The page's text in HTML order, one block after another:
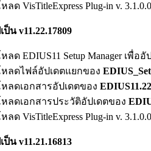
ด VisTitleExpress Plug-in v.
น v11.22.17809
ด EDIUS11 Setup Manager เพื่อ
ลดไฟล์อัปเดตแยกของ
ลดเอกสารอัปเดตของ
ลดเอกสารประวัติอัปเดตของ
ด VisTitleExpress Plug-in v.
น v11.21.16813